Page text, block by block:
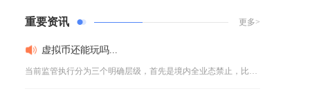
重要资讯 更多>
虚拟币还能玩吗...
当前监管执行分为三个明确层级，首先是境内全业态禁止，比特币、...